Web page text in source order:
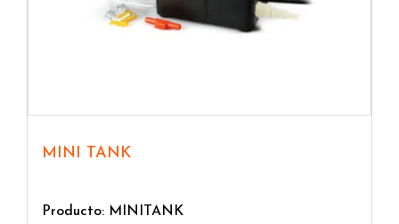
MINI TANK
Producto: MINITANK